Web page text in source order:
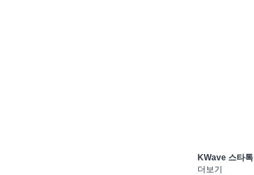
KWave 스타톡
더보기